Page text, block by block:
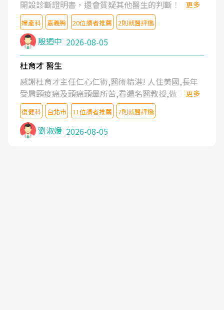
開設診斷證明書，還會質疑其他醫生的判斷！
更多
婦產科 嘉義縣 20位讀者推薦 2則就醫評鑑
殷迺中 2026-08-05
杜育才 醫生
感謝杜育才主任仁心仁術,醫術精湛! 人住美國,長年
受肩頸痠痛及頭痛頭暈所苦,看遍名醫教授,做了各種
檢查,也嘗試過西醫打針,中醫針灸及物理徒手治療都
沒有用,後來連吃到嗎啡類止痛藥都效果有限,只是壓
症狀,沒多久就痛起來,多年失眠嚴重影響生活品質.
台灣親友介紹忠孝醫院杜育才主任是頸頭症候群專
更多
復健科 台北市 11位讀者推薦 7則就醫評鑑
劉淑媛 2026-08-05